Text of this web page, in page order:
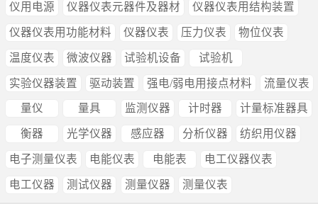
仪用电源 仪器仪表元器件及器材 仪器仪表用结构装置
仪器仪表用功能材料 仪器仪表 压力仪表 物位仪表
温度仪表 微波仪器 试验机设备 试验机
实验仪器装置 驱动装置 强电/弱电用接点材料 流量仪表
量仪 量具 监测仪器 计时器 计量标准器具
衡器 光学仪器 感应器 分析仪器 纺织用仪器
电子测量仪表 电能仪表 电能表 电工仪器仪表
电工仪器 测试仪器 测量仪器 测量仪表